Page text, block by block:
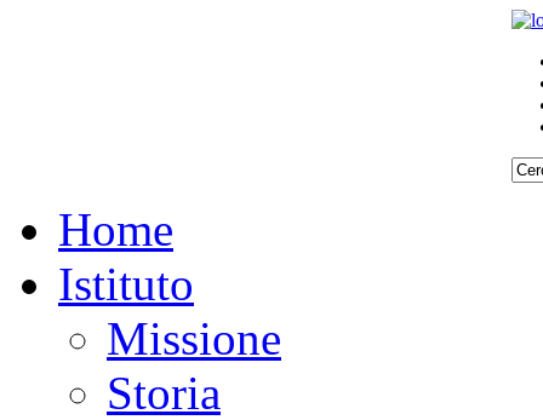
Home
Istituto
Missione
Storia